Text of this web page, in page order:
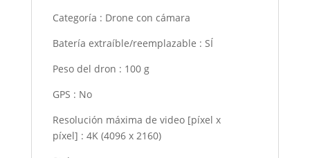
Categoría : Drone con cámara
Batería extraíble/reemplazable : SÍ
Peso del dron : 100 g
GPS : No
Resolución máxima de video [píxel x
píxel] : 4K (4096 x 2160)